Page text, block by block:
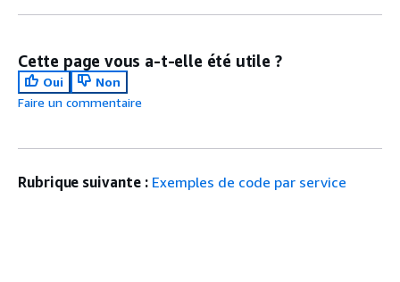
Cette page vous a-t-elle été utile ?
Oui
Non
Faire un commentaire
Rubrique suivante : Exemples de code par service